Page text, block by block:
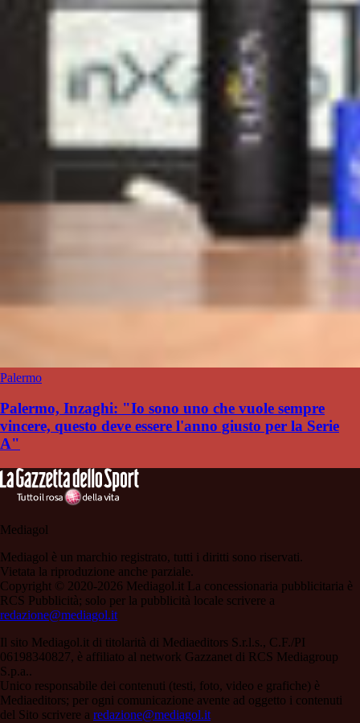
Palermo
Palermo, Inzaghi: "Io sono uno che vuole sempre
vincere, questo deve essere l'anno giusto per la Serie
A"
Mediagol
Mediagol è un marchio registrato, tutti i diritti sono riservati.
Vietata la riproduzione anche parziale.
Copyright © 2020-2026 Mediagol.it La concessionaria pubblicitaria è
RCS Pubblicità; solo per la pubblicità locale scrivere a
redazione@mediagol.it
Il sito Mediagol.it di titolarità di Mediaeditors S.r.l.s., C.F./PI
06198340827, è affiliato al network Gazzanet di RCS Mediagroup
S.p.a..
Unico responsabile dei contenuti (testi, foto, video e grafiche) è
Mediaeditors; per ogni comunicazione avente ad oggetto i contenuti
del Sito scrivere a redazione@mediagol.it